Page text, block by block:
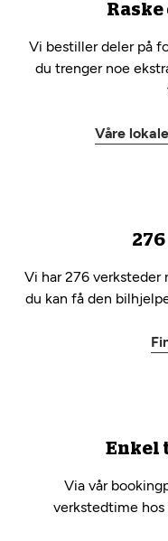
Vi bestiller deler på
du trenger noe
Våre
Vi har 276 verksteder
du kan få den
Enkel
Via vår
verkstedtime hos